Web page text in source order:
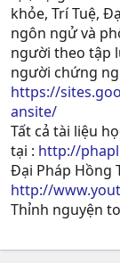
khỏe, Trí Tuệ,
ngôn ngử và
người theo tập
người chứng
https://
ansite/
Tất cả tài liệu
tại : http://
Đại Pháp Hồng
http://
Thỉnh nguyện